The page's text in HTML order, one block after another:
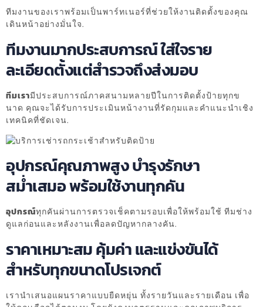
ทีมงานของเราพร้อมเป็นพาร์ทเนอร์ที่ช่วยให้งานติดตั้งของคุณ
เดินหน้าอย่างมั่นใจ.
ทีมงานมากประสบการณ์ ใส่ใจราย
ละเอียดตั้งแต่สำรวจถึงส่งมอบ
ทีมเรามีประสบการณ์ภาคสนามหลายปีในการติดตั้งป้ายทุกข
นาด คุณจะได้รับการประเมินหน้างานที่รัดกุมและคำแนะนำเชิง
เทคนิคที่ชัดเจน.
อุปกรณ์คุณภาพสูง บำรุงรักษา
สม่ำเสมอ พร้อมใช้งานทุกคัน
อุปกรณ์ทุกคันผ่านการตรวจเช็คตามรอบเพื่อให้พร้อมใช้ ทีมช่าง
ดูแลก่อนและหลังงานเพื่อลดปัญหากลางคัน.
ราคาเหมาะสม คุ้มค่า และแข่งขันได้
สำหรับทุกขนาดโปรเจกต์
เรานำเสนอแผนราคาแบบยืดหยุ่น ทั้งรายวันและรายเดือน เพื่อ